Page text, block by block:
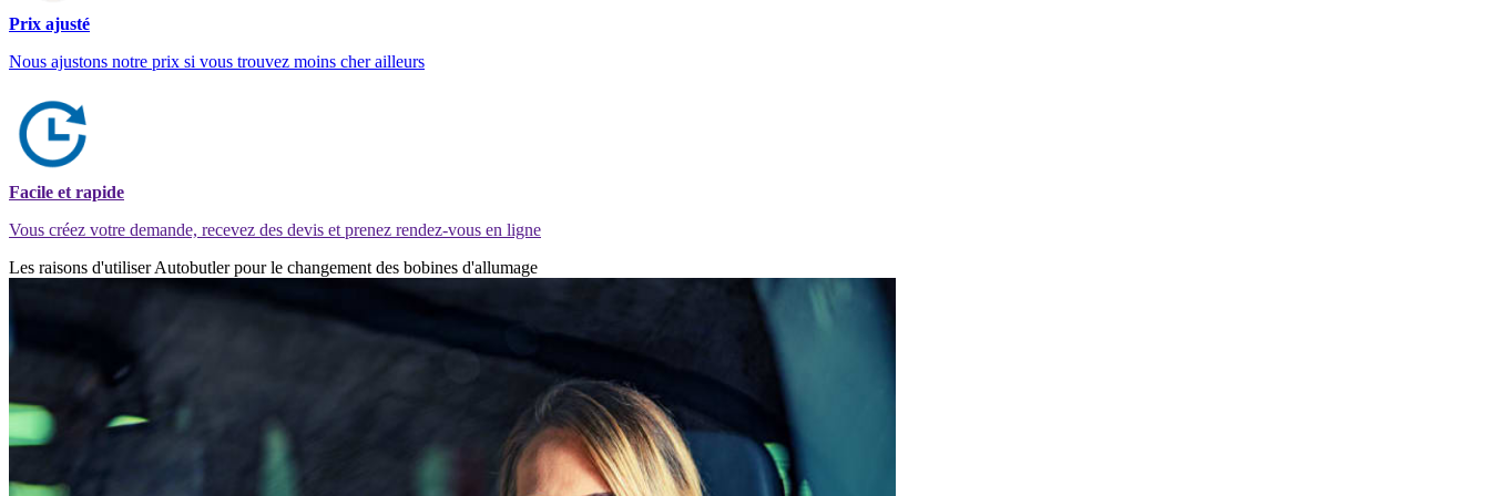
Prix ajusté
Nous ajustons notre prix si vous trouvez moins cher ailleurs
Facile et rapide
Vous créez votre demande, recevez des devis et prenez rendez-vous en ligne
Les raisons d'utiliser Autobutler pour le changement des bobines d'allumage